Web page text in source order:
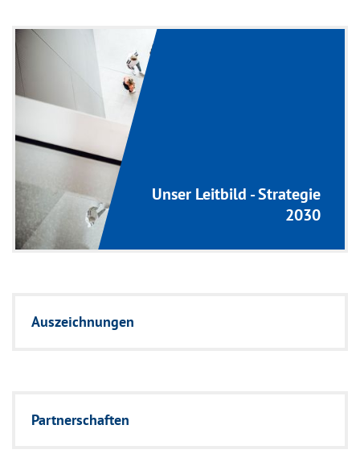
Unser Leitbild - Strategie
2030
Auszeichnungen
Partnerschaften